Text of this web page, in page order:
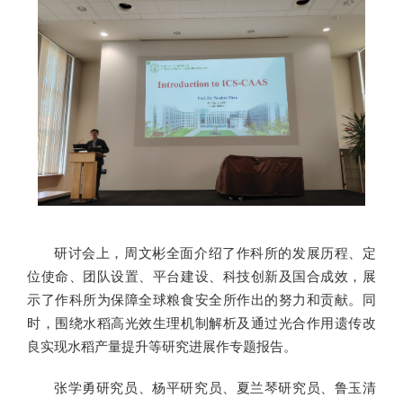
研讨会上，周文彬全面介绍了作科所的发展历程、定
位使命、团队设置、平台建设、科技创新及国合成效，展
示了作科所为保障全球粮食安全所作出的努力和贡献。同
时，围绕水稻高光效生理机制解析及通过光合作用遗传改
良实现水稻产量提升等研究进展作专题报告。
张学勇研究员、杨平研究员、夏兰琴研究员、鲁玉清